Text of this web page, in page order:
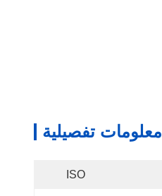
معلومات تفصيلية
ISO